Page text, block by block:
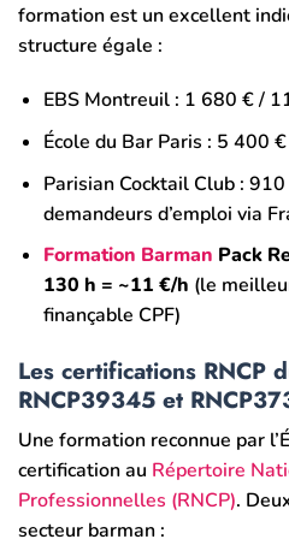
formation est un excellent
structure égale :
EBS Montreuil : 1 680 € /
École du Bar Paris : 5 400
Parisian Cocktail Club :
demandeurs d’emploi via
Formation Barman Pack
130 h = ~11 €/h (le
finançable CPF)
Les certifications RNCP
RNCP39345 et
Une formation reconnue par
certification au Répertoire
Professionnelles (RNCP).
secteur barman :